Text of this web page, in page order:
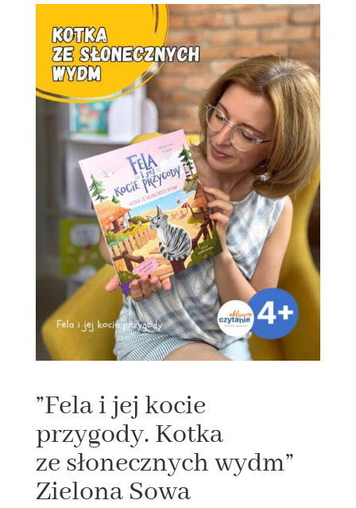
”Fela i jej kocie
przygody. Kotka
ze słonecznych wydm”
Zielona Sowa